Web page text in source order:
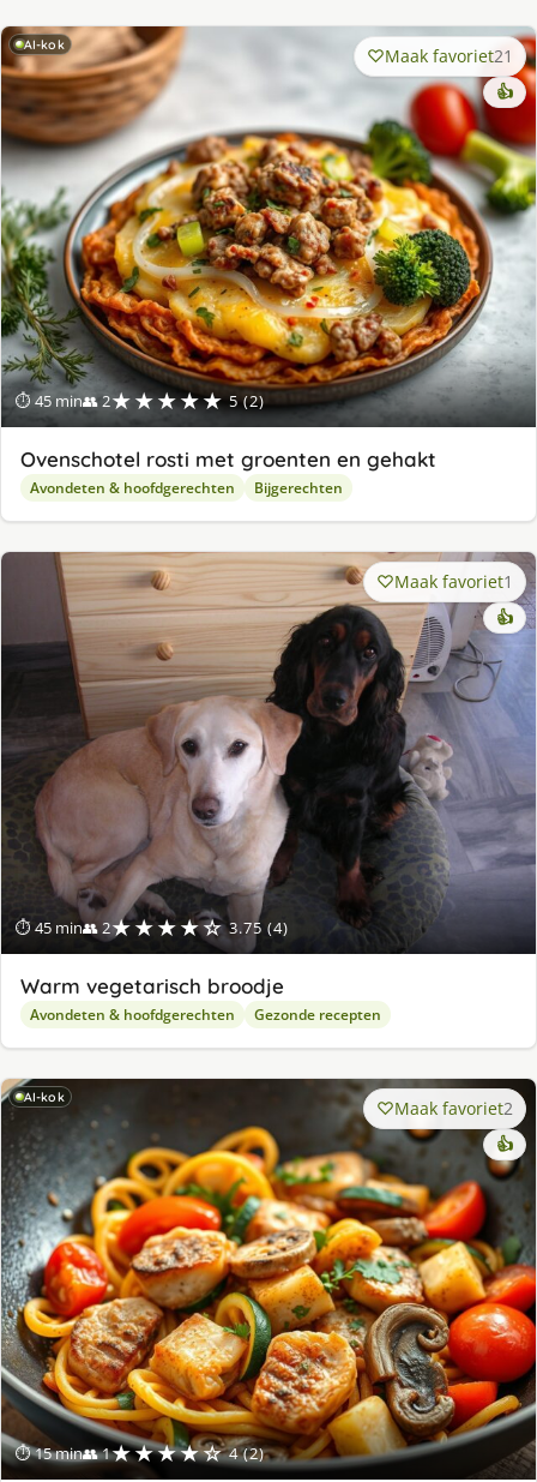
AI-kok
⏱ 45 min👥 2★★★★★ 5 (2)
Maak favoriet21
👍
Ovenschotel rosti met groenten en gehakt
Avondeten & hoofdgerechten Bijgerechten
⏱ 45 min👥 2★★★★☆ 3.75 (4)
Maak favoriet1
👍
Warm vegetarisch broodje
Avondeten & hoofdgerechten Gezonde recepten
AI-kok
⏱ 15 min👥 1★★★★☆ 4 (2)
Maak favoriet2
👍